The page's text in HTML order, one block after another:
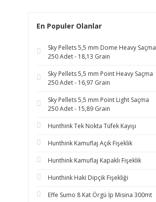
En Populer Olanlar
Sky Pellets 5,5 mm Dome Heavy Saçma
250 Adet - 18,13 Grain
Sky Pellets 5,5 mm Point Heavy Saçma
250 Adet - 16,97 Grain
Sky Pellets 5,5 mm Point Light Saçma
250 Adet - 15,89 Grain
Hunthink Tek Nokta Tüfek Kayışı
Hunthink Kamuflaj Açık Fişeklik
Hunthink Kamuflaj Kapaklı Fişeklik
Hunthink Haki Dipçik Fişekliği
Effe Sumo 8 Kat Örgü İp Misina 300mt